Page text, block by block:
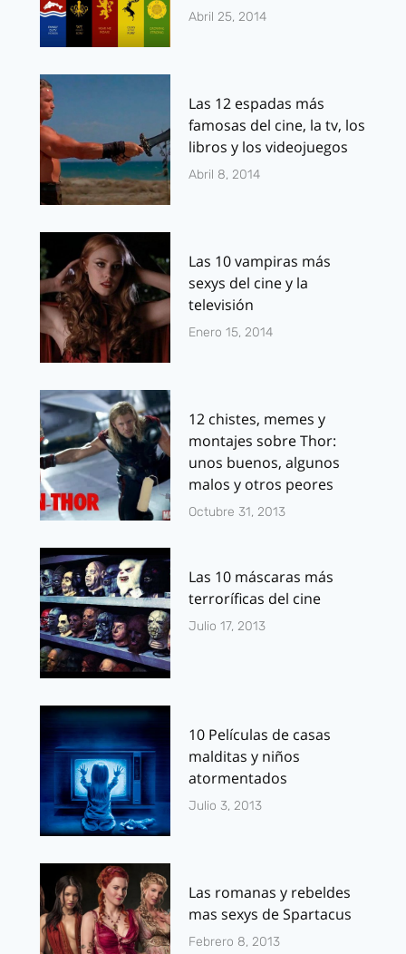
Abril 25, 2014
Las 12 espadas más
famosas del cine, la tv, los
libros y los videojuegos
Abril 8, 2014
Las 10 vampiras más
sexys del cine y la
televisión
Enero 15, 2014
12 chistes, memes y
montajes sobre Thor:
unos buenos, algunos
malos y otros peores
Octubre 31, 2013
Las 10 máscaras más
terroríficas del cine
Julio 17, 2013
10 Películas de casas
malditas y niños
atormentados
Julio 3, 2013
Las romanas y rebeldes
mas sexys de Spartacus
Febrero 8, 2013